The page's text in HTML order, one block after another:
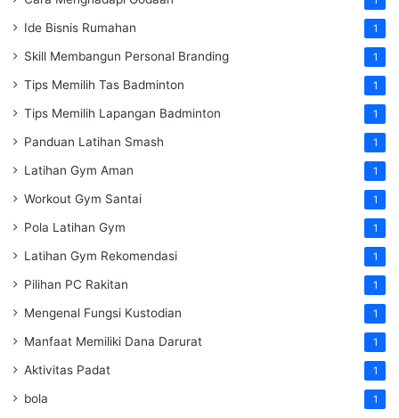
Ide Bisnis Rumahan 1
Skill Membangun Personal Branding 1
Tips Memilih Tas Badminton 1
Tips Memilih Lapangan Badminton 1
Panduan Latihan Smash 1
Latihan Gym Aman 1
Workout Gym Santai 1
Pola Latihan Gym 1
Latihan Gym Rekomendasi 1
Pilihan PC Rakitan 1
Mengenal Fungsi Kustodian 1
Manfaat Memiliki Dana Darurat 1
Aktivitas Padat 1
bola 1